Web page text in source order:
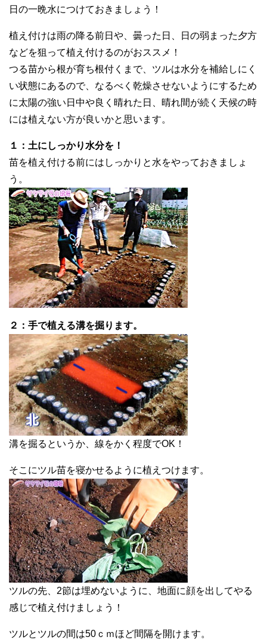
日の一晩水につけておきましょう！
植え付けは雨の降る前日や、曇った日、日の弱まった夕方
などを狙って植え付けるのがおススメ！
つる苗から根が育ち根付くまで、ツルは水分を補給しにく
い状態にあるので、なるべく乾燥させないようにするため
に太陽の強い日中や良く晴れた日、晴れ間が続く天候の時
には植えない方が良いかと思います。
１：土にしっかり水分を！
苗を植え付ける前にはしっかりと水をやっておきましょ
う。
２：手で植える溝を掘ります。
溝を掘るというか、線をかく程度でOK！
そこにツル苗を寝かせるように植えつけます。
ツルの先、2節は埋めないように、地面に顔を出してやる
感じで植え付けましょう！
ツルとツルの間は50ｃｍほど間隔を開けます。